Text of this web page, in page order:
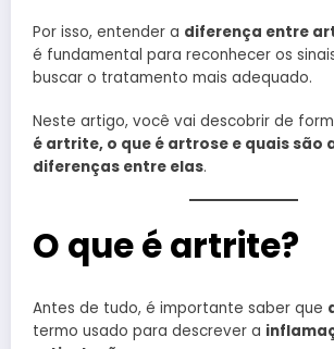
Por isso, entender a diferença entre
é fundamental para reconhecer os
buscar o tratamento mais adequado.
Neste artigo, você vai descobrir de
é artrite, o que é artrose e quais são
diferenças entre elas.
O que é artrite?
Antes de tudo, é importante saber que
termo usado para descrever a